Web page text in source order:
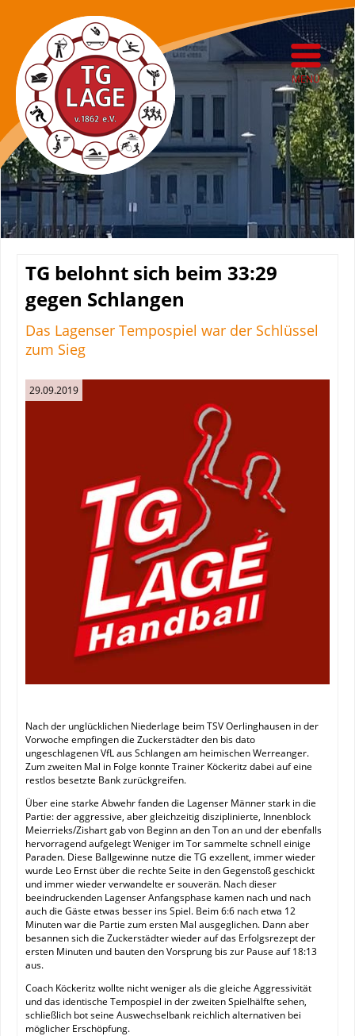
MENÜ
TG belohnt sich beim 33:29
gegen Schlangen
Das Lagenser Tempospiel war der Schlüssel
zum Sieg
29.09.2019
Nach der unglücklichen Niederlage beim TSV Oerlinghausen in der
Vorwoche empfingen die Zuckerstädter den bis dato
ungeschlagenen VfL aus Schlangen am heimischen Werreanger.
Zum zweiten Mal in Folge konnte Trainer Köckeritz dabei auf eine
restlos besetzte Bank zurückgreifen.
Über eine starke Abwehr fanden die Lagenser Männer stark in die
Partie: der aggressive, aber gleichzeitig disziplinierte, Innenblock
Meierrieks/Zishart gab von Beginn an den Ton an und der ebenfalls
hervorragend aufgelegt Weniger im Tor sammelte schnell einige
Paraden. Diese Ballgewinne nutze die TG exzellent, immer wieder
wurde Leo Ernst über die rechte Seite in den Gegenstoß geschickt
und immer wieder verwandelte er souverän. Nach dieser
beeindruckenden Lagenser Anfangsphase kamen nach und nach
auch die Gäste etwas besser ins Spiel. Beim 6:6 nach etwa 12
Minuten war die Partie zum ersten Mal ausgeglichen. Dann aber
besannen sich die Zuckerstädter wieder auf das Erfolgsrezept der
ersten Minuten und bauten den Vorsprung bis zur Pause auf 18:13
aus.
Coach Köckeritz wollte nicht weniger als die gleiche Aggressivität
und das identische Tempospiel in der zweiten Spielhälfte sehen,
schließlich bot seine Auswechselbank reichlich alternativen bei
möglicher Erschöpfung.